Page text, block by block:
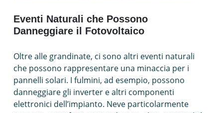
Eventi Naturali che Possono
Danneggiare il Fotovoltaico
Oltre alle grandinate, ci sono altri eventi naturali
che possono rappresentare una minaccia per i
pannelli solari. I fulmini, ad esempio, possono
danneggiare gli inverter e altri componenti
elettronici dell’impianto. Neve particolarmente